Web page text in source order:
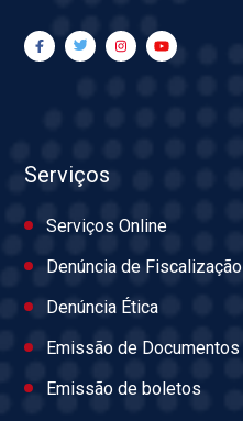
Serviços
Serviços Online
Denúncia de Fiscalização
Denúncia Ética
Emissão de Documentos
Emissão de boletos